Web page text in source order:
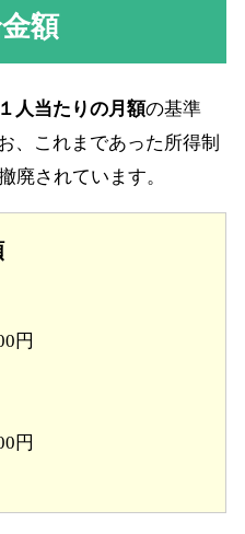
額
人当たりの月額の基準
、これまであった所得制
廃されています。
円
円